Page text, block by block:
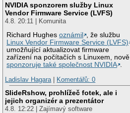
NVIDIA sponzorem služby Linux
Vendor Firmware Service (LVFS)
4.8. 20:11 | Komunita
Richard Hughesoznámil
, že službu
Linux Vendor Firmware Service (LVFS)
umožňující aktualizovat firmware
zařízení na počítačích s Linuxem, nově
sponzoruje také společnost NVIDIA .
Ladislav Hagara| Komentářů: 0
SlideRshow, prohlížeč fotek, ale i
jejich organizér a prezentátor
4.8. 12:22 | Zajímavý software